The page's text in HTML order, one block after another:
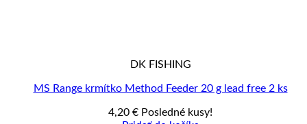
DK FISHING
MS Range krmítko Method Feeder 20 g lead free 2 ks
4,20 € Posledné kusy!